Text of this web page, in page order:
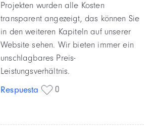
Projekten wurden alle Kosten
transparent angezeigt, das können Sie
in den weiteren Kapiteln auf unserer
Website sehen. Wir bieten immer ein
unschlagbares Preis-
Leistungsverhältnis.
Respuesta
0